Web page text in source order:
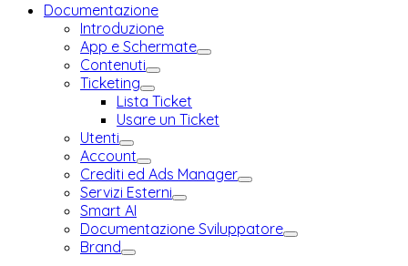
Documentazione
Introduzione
App e Schermate
Contenuti
Ticketing
Lista Ticket
Usare un Ticket
Utenti
Account
Crediti ed Ads Manager
Servizi Esterni
Smart AI
Documentazione Sviluppatore
Brand